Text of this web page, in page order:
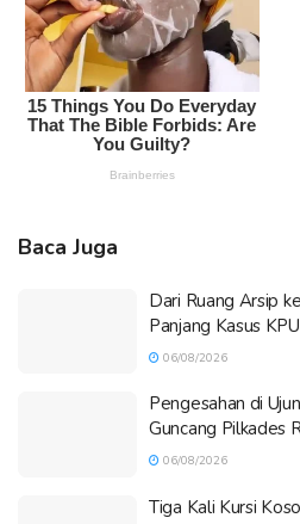
Baca Juga
Dari Ruang Arsip
Panjang Kasus
06/08/2026
Pengesahan di
Guncang Pilkades
06/08/2026
Tiga Kali Kursi